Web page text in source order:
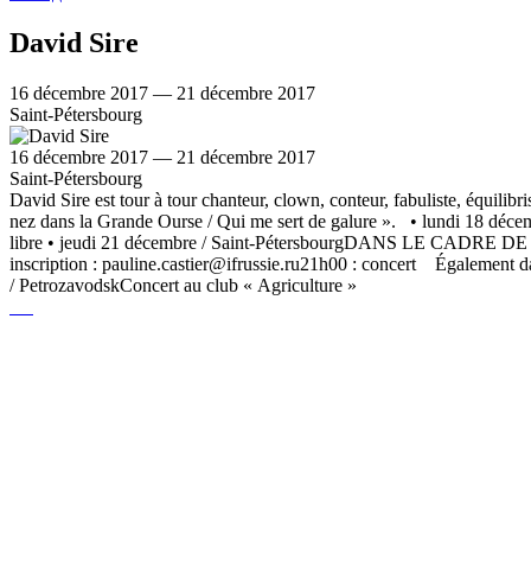
David Sire
16 décembre 2017 — 21 décembre 2017
Saint-Pétersbourg
16 décembre 2017 — 21 décembre 2017
Saint-Pétersbourg
David Sire est tour à tour chanteur, clown, conteur, fabuliste,
nez dans la Grande Ourse / Qui me sert de galure ». • lundi 18
libre • jeudi 21 décembre / Saint-PétersbourgDANS LE CADRE
inscription : pauline.castier@ifrussie.ru21h00 : concert Également
/ PetrozavodskConcert au club « Agriculture »